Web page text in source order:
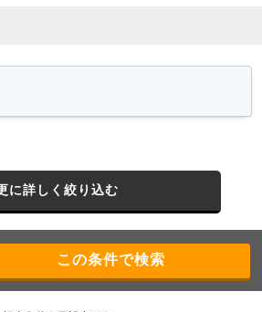
に詳しく絞り込む